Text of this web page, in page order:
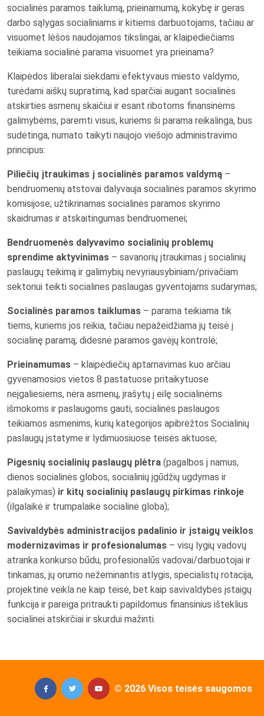
socialinės paramos taiklumą, prieinamumą, kokybę ir geras
darbo sąlygas socialiniams ir kitiems darbuotojams, tačiau ar
visuomet lėšos naudojamos tikslingai, ar klaipėdiečiams
teikiama socialinė parama visuomet yra prieinama?
Klaipėdos liberalai siekdami efektyvaus miesto valdymo,
turėdami aiškų supratimą, kad sparčiai augant socialinės
atskirties asmenų skaičiui ir esant ribotoms finansinėms
galimybėms, paremti visus, kuriems ši parama reikalinga, bus
sudėtinga, numato taikyti naujojo viešojo administravimo
principus:
Piliečių įtraukimas į socialinės paramos valdymą –
bendruomenių atstovai dalyvauja socialinės paramos skyrimo
komisijose; užtikrinamas socialinės paramos skyrimo
skaidrumas ir atskaitingumas bendruomenei;
Bendruomenės dalyvavimo socialinių problemų
sprendime aktyvinimas – savanorių įtraukimas į socialinių
paslaugų teikimą ir galimybių nevyriausybiniam/privačiam
sektoriui teikti socialines paslaugas gyventojams sudarymas;
Socialinės paramos taiklumas – parama teikiama tik
tiems, kuriems jos reikia, tačiau nepažeidžiama jų teisė į
socialinę paramą; didesnė paramos gavėjų kontrolė;
Prieinamumas – klaipėdiečių aptarnavimas kuo arčiau
gyvenamosios vietos 8 pastatuose pritaikytuose
neįgaliesiems, nėra asmenų, įrašytų į eilę socialinėms
išmokoms ir paslaugoms gauti, socialinės paslaugos
teikiamos asmenims, kurių kategorijos apibrėžtos Socialinių
paslaugų įstatyme ir lydimuosiuose teisės aktuose;
Pigesnių socialinių paslaugų plėtra (pagalbos į namus,
dienos socialinės globos, socialinių įgūdžių ugdymas ir
palaikymas) ir kitų socialinių paslaugų pirkimas rinkoje
(ilgalaikė ir trumpalaikė socialinė globa);
Savivaldybės administracijos padalinio ir įstaigų veiklos
modernizavimas ir profesionalumas – visų lygių vadovų
atranka konkurso būdu, profesionalūs vadovai/darbuotojai ir
tinkamas, jų orumo nežeminantis atlygis, specialistų rotacija,
projektinė veikla ne kaip teisė, bet kaip savivaldybės įstaigų
funkcija ir pareiga pritraukti papildomus finansinius išteklius
socialinei atskirčiai ir skurdui mažinti.
© 2026 Visos teisės saugomos